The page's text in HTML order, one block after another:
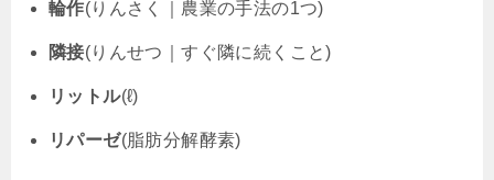
輪作(りんさく｜農業の手法の1つ)
隣接(りんせつ｜すぐ隣に続くこと)
リットル(ℓ)
リパーゼ(脂肪分解酵素)